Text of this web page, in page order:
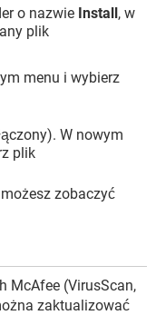
o nazwie Install, w
plik
menu i wybierz
W nowym
plik
zobaczyć
McAfee (VirusScan,
zaktualizować